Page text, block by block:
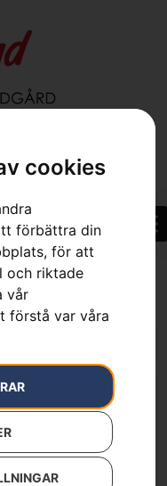
cookies
förbättra din
för att
och riktade
vår
förstå var våra